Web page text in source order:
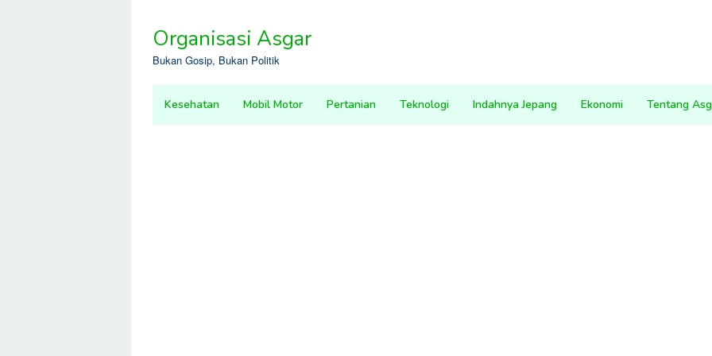
contentOrganisasi Asgar
Bukan Gosip, Bukan Politik
Kesehatan Mobil Motor Pertanian Teknologi Indahnya Jepang Ekonomi Tentang